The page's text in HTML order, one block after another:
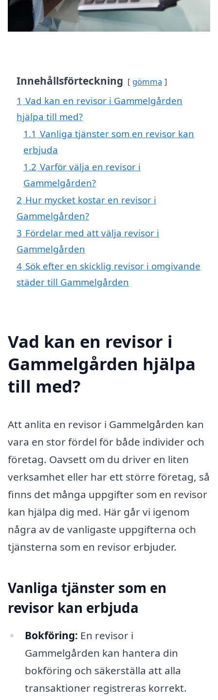
Innehållsförteckning gömma
1 Vad kan en revisor i Gammelgården
hjälpa till med?
1.1 Vanliga tjänster som en revisor kan
erbjuda
1.2 Varför välja en revisor i
Gammelgården?
2 Hur mycket kostar en revisor i
Gammelgården?
3 Fördelar med att välja revisor i
Gammelgården
4 Sök efter en skicklig revisor i omgivande
städer till Gammelgården
Vad kan en revisor i
Gammelgården hjälpa
till med?
Att anlita en revisor i Gammelgården kan
vara en stor fördel för både individer och
företag. Oavsett om du driver en liten
verksamhet eller har ett större företag, så
finns det många uppgifter som en revisor
kan hjälpa dig med. Här går vi igenom
några av de vanligaste uppgifterna och
tjänsterna som en revisor erbjuder.
Vanliga tjänster som en
revisor kan erbjuda
Bokföring: En revisor i
Gammelgården kan hantera din
bokföring och säkerställa att alla
transaktioner registreras korrekt.